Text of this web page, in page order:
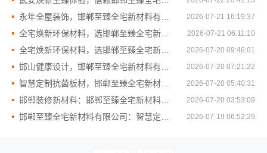
2026-07-21 16:19:37
2026-07-21 06:11:10
2026-07-20 09:46:01
2026-07-20 07:21:22
2026-07-20 05:40:31
2026-07-20 03:53:09
2026-07-19 06:52:29